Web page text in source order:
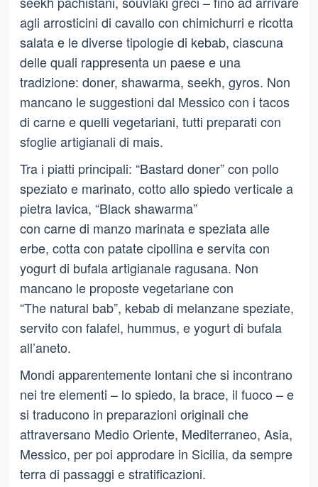
agli arrosticini di cavallo con chimichurri e ricotta
salata e le diverse tipologie di kebab, ciascuna
delle quali rappresenta un paese e una
tradizione: doner, shawarma, seekh, gyros. Non
mancano le suggestioni dal Messico con i tacos
di carne e quelli vegetariani, tutti preparati con
sfoglie artigianali di mais.
Tra i piatti principali: “Bastard doner” con pollo
speziato e marinato, cotto allo spiedo verticale a
pietra lavica, “Black shawarma”
con carne di manzo marinata e speziata alle
erbe, cotta con patate cipollina e servita con
yogurt di bufala artigianale ragusana. Non
mancano le proposte vegetariane con
“The natural bab”, kebab di melanzane speziate,
servito con falafel, hummus, e yogurt di bufala
all’aneto.
Mondi apparentemente lontani che si incontrano
nei tre elementi – lo spiedo, la brace, il fuoco – e
si traducono in preparazioni originali che
attraversano Medio Oriente, Mediterraneo, Asia,
Messico, per poi approdare in Sicilia, da sempre
terra di passaggi e stratificazioni.